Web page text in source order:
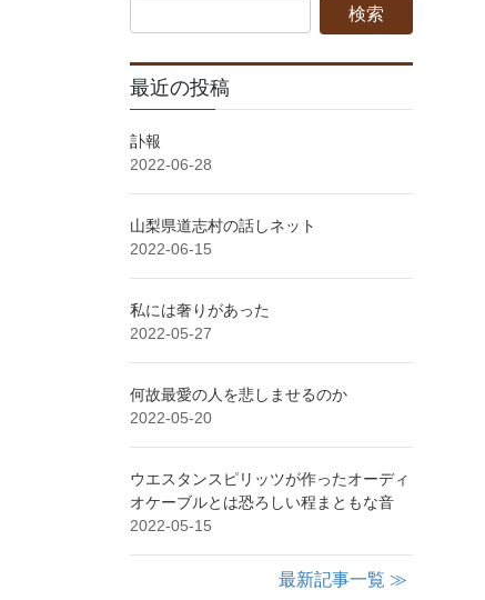
最近の投稿
訃報
2022-06-28
山梨県道志村の話しネット
2022-06-15
私には奢りがあった
2022-05-27
何故最愛の人を悲しませるのか
2022-05-20
ウエスタンスピリッツが作ったオーディ
オケーブルとは恐ろしい程まともな音
2022-05-15
最新記事一覧 ≫